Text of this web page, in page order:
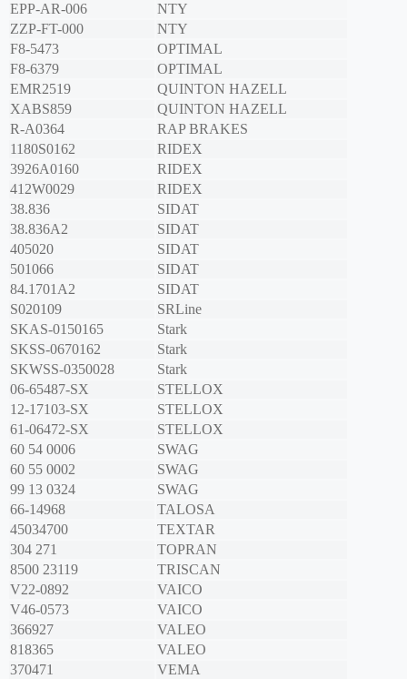
EPP-AR-006
NTY
ZZP-FT-000
NTY
F8-5473
OPTIMAL
F8-6379
OPTIMAL
EMR2519
QUINTON HAZELL
XABS859
QUINTON HAZELL
R-A0364
RAP BRAKES
1180S0162
RIDEX
3926A0160
RIDEX
412W0029
RIDEX
38.836
SIDAT
38.836A2
SIDAT
405020
SIDAT
501066
SIDAT
84.1701A2
SIDAT
S020109
SRLine
SKAS-0150165
Stark
SKSS-0670162
Stark
SKWSS-0350028
Stark
06-65487-SX
STELLOX
12-17103-SX
STELLOX
61-06472-SX
STELLOX
60 54 0006
SWAG
60 55 0002
SWAG
99 13 0324
SWAG
66-14968
TALOSA
45034700
TEXTAR
304 271
TOPRAN
8500 23119
TRISCAN
V22-0892
VAICO
V46-0573
VAICO
366927
VALEO
818365
VALEO
370471
VEMA